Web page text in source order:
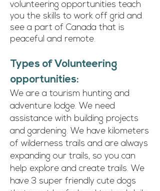
volunteering opportunities teach
you the skills to work off grid and
see a part of Canada that is
peaceful and remote.
Types of Volunteering
opportunities:
We are a tourism hunting and
adventure lodge. We need
assistance with building projects
and gardening. We have kilometers
of wilderness trails and are always
expanding our trails, so you can
help explore and create trails. We
have 3 super friendly cute dogs